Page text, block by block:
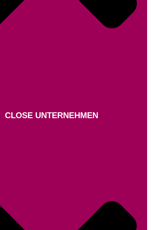
CLOSE UNTERNEHMEN